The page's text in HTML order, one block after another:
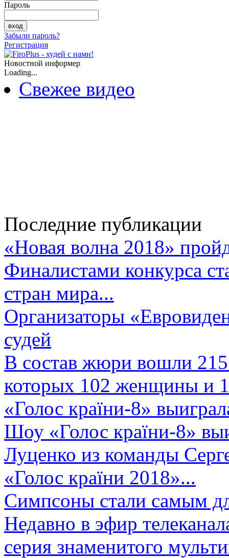
Пароль
Забыли пароль?
Регистрация
Новостной информер
Loading...
Свежее видео
Последние публикации
«Новая волна 2018»
Финалистами конкурса
стран мира...
Организаторы
судей
В состав жюри вошли 215
которых 102 женщины и
«Голос країни-8»
Шоу «Голос країни-8»
Луценко из команды
«Голос країни 2018»...
Симпсоны стали самым
Недавно в эфир
серия знаменитого